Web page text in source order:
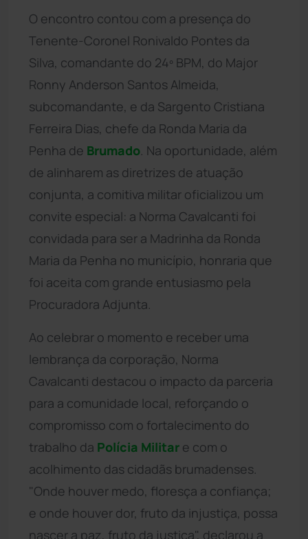
O encontro contou com a presença do
Tenente-Coronel Ronivaldo Pontes da
Silva, comandante do 24º BPM, do Major
Ronny Anderson Santos Almeida,
subcomandante, e da Sargento Cristiana
Ferreira Dias, chefe da Ronda Maria da
Penha de Brumado . Na oportunidade, além
de alinharem as diretrizes de atuação
conjunta, a comitiva militar oficializou um
convite especial: a Norma Cavalcanti foi
convidada para ser a Madrinha da Ronda
Maria da Penha no município, honraria que
foi aceita com grande entusiasmo pela
Procuradora Adjunta.
Ao celebrar o momento e receber uma
lembrança da corporação, Norma
Cavalcanti destacou o impacto da parceria
para a comunidade local, reforçando o
compromisso com o fortalecimento do
trabalho da Polícia Militar e com o
acolhimento das cidadãs brumadenses.
"Onde houver medo, floresça a confiança;
e onde houver dor, fruto da injustiça, possa
nascer a paz, fruto da justiça", declarou a